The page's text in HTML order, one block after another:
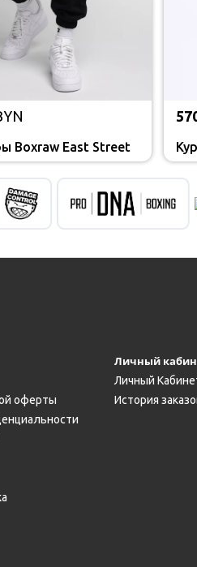
Boxraw East Street
оферты
Личный
Личный
История